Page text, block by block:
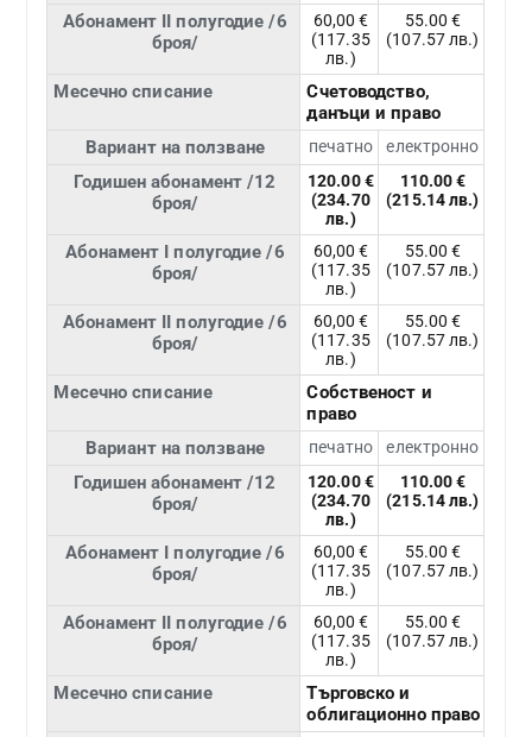
Абонамент II полугодие /6
броя/
60,00 €
(117.35
лв.)
55.00 €
(107.57 лв.)
Месечно списание
Счетоводство,
данъци и право
Вариант на ползване
печатно електронно
Годишен абонамент /12
броя/
120.00 €
(234.70
лв.)
110.00 €
(215.14 лв.)
Абонамент I полугодие /6
броя/
60,00 €
(117.35
лв.)
55.00 €
(107.57 лв.)
Абонамент II полугодие /6
броя/
60,00 €
(117.35
лв.)
55.00 €
(107.57 лв.)
Месечно списание
Собственост и
право
Вариант на ползване
печатно електронно
Годишен абонамент /12
броя/
120.00 €
(234.70
лв.)
110.00 €
(215.14 лв.)
Абонамент I полугодие /6
броя/
60,00 €
(117.35
лв.)
55.00 €
(107.57 лв.)
Абонамент II полугодие /6
броя/
60,00 €
(117.35
лв.)
55.00 €
(107.57 лв.)
Месечно списание
Търговско и
облигационно право